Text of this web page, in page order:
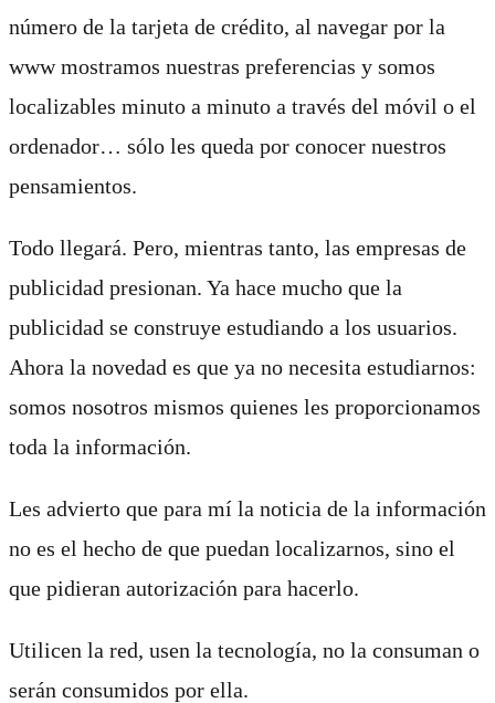
número de la tarjeta de crédito, al navegar por la
www mostramos nuestras preferencias y somos
localizables minuto a minuto a través del móvil o el
ordenador… sólo les queda por conocer nuestros
pensamientos.
Todo llegará. Pero, mientras tanto, las empresas de
publicidad presionan. Ya hace mucho que la
publicidad se construye estudiando a los usuarios.
Ahora la novedad es que ya no necesita estudiarnos:
somos nosotros mismos quienes les proporcionamos
toda la información.
Les advierto que para mí la noticia de la información
no es el hecho de que puedan localizarnos, sino el
que pidieran autorización para hacerlo.
Utilicen la red, usen la tecnología, no la consuman o
serán consumidos por ella.